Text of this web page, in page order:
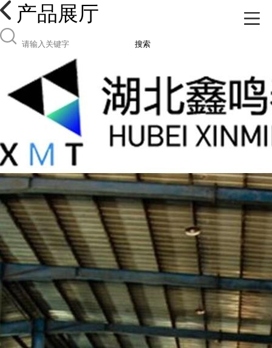
产品展厅
搜索